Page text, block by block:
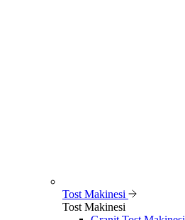
Tost Makinesi
Tost Makinesi